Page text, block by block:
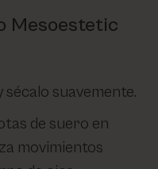
Mesoestetic
suavemente.
de suero en
movimientos